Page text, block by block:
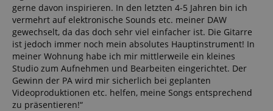
gerne davon inspirieren. In den letzten 4-5 Jahren bin ich
vermehrt auf elektronische Sounds etc. meiner DAW
gewechselt, da das doch sehr viel einfacher ist. Die Gitarre
ist jedoch immer noch mein absolutes Hauptinstrument! In
meiner Wohnung habe ich mir mittlerweile ein kleines
Studio zum Aufnehmen und Bearbeiten eingerichtet. Der
Gewinn der PA wird mir sicherlich bei geplanten
Videoproduktionen etc. helfen, meine Songs entsprechend
zu präsentieren!“